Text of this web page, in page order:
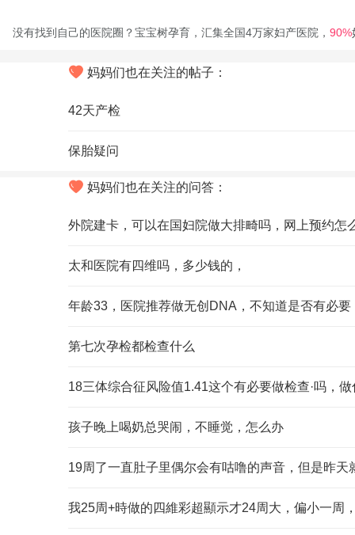
没有找到自己的医院圈？宝宝树孕育，汇集全国4万家妇产医院， 90%
妈妈们也在关注的帖子：
42天产检
保胎疑问
妈妈们也在关注的问答：
外院建卡，可以在国妇院做大排畸吗，网上预约怎
太和医院有四维吗，多少钱的，
年龄33，医院推荐做无创DNA，不知道是否有必要
第七次孕检都检查什么
18三体综合征风险值1.41这个有必要做检查·吗，
孩子晚上喝奶总哭闹，不睡觉，怎么办
19周了一直肚子里偶尔会有咕噜的声音，但是昨天
我25周+時做的四維彩超顯示才24周大，偏小一周